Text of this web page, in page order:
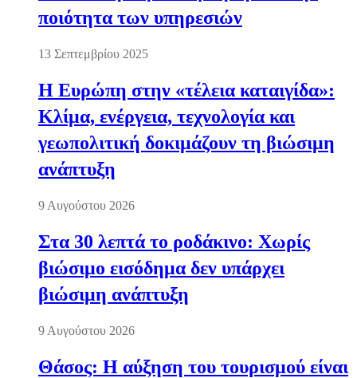
ποιότητα των υπηρεσιών
13 Σεπτεμβρίου 2025
Η Ευρώπη στην «τέλεια καταιγίδα»:
Κλίμα, ενέργεια, τεχνολογία και
γεωπολιτική δοκιμάζουν τη βιώσιμη
ανάπτυξη
9 Αυγούστου 2026
Στα 30 λεπτά το ροδάκινο: Χωρίς
βιώσιμο εισόδημα δεν υπάρχει
βιώσιμη ανάπτυξη
9 Αυγούστου 2026
Θάσος: Η αύξηση του τουρισμού είναι